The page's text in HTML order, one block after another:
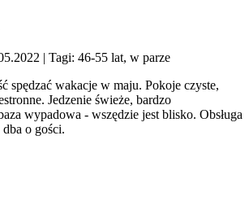
| Tagi: 46-55 lat, w parze
spędzać wakacje w maju. Pokoje czyste,
Jedzenie świeże, bardzo
wypadowa - wszędzie jest blisko. Obsługa
o gości.